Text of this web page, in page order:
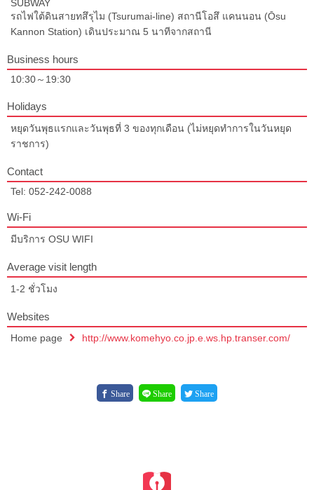
SUBWAY
รถไฟใต้ดินสายทสึรุไม (Tsurumai-line) สถานีโอสึ แคนนอน (Ōsu
Kannon Station) เดินประมาณ 5 นาทีจากสถานี
Business hours
10:30～19:30
Holidays
หยุดวันพุธแรกและวันพุธที่ 3 ของทุกเดือน (ไม่หยุดทำการในวันหยุด
ราชการ)
Contact
Tel: 052-242-0088
Wi-Fi
มีบริการ OSU WIFI
Average visit length
1-2 ชั่วโมง
Websites
Home page http://www.komehyo.co.jp.e.ws.hp.transer.com/
Share Share Share